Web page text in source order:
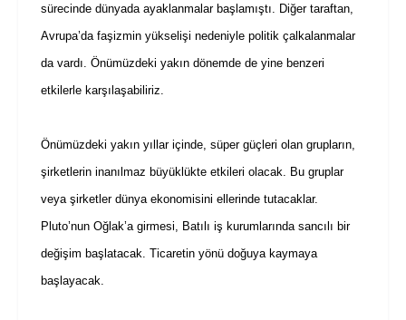
sürecinde dünyada ayaklanmalar başlamıştı. Diğer taraftan,
Avrupa’da faşizmin yükselişi nedeniyle politik çalkalanmalar
da vardı. Önümüzdeki yakın dönemde de yine benzeri
etkilerle karşılaşabiliriz.
Önümüzdeki yakın yıllar içinde, süper güçleri olan grupların,
şirketlerin inanılmaz büyüklükte etkileri olacak. Bu gruplar
veya şirketler dünya ekonomisini ellerinde tutacaklar.
Pluto’nun Oğlak’a girmesi, Batılı iş kurumlarında sancılı bir
değişim başlatacak. Ticaretin yönü doğuya kaymaya
başlayacak.